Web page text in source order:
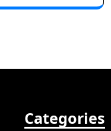
Categories